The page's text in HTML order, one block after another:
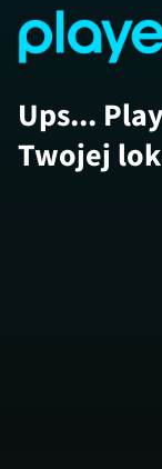
Ups...
Twojej